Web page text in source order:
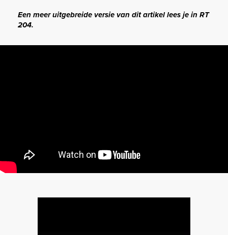
Een meer uitgebreide versie van dit artikel lees je in RT
204.